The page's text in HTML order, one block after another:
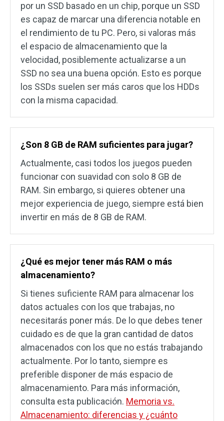
por un SSD basado en un chip, porque un SSD
es capaz de marcar una diferencia notable en
el rendimiento de tu PC. Pero, si valoras más
el espacio de almacenamiento que la
velocidad, posiblemente actualizarse a un
SSD no sea una buena opción. Esto es porque
los SSDs suelen ser más caros que los HDDs
con la misma capacidad.
¿Son 8 GB de RAM suficientes para jugar?
Actualmente, casi todos los juegos pueden
funcionar con suavidad con solo 8 GB de
RAM. Sin embargo, si quieres obtener una
mejor experiencia de juego, siempre está bien
invertir en más de 8 GB de RAM.
¿Qué es mejor tener más RAM o más
almacenamiento?
Si tienes suficiente RAM para almacenar los
datos actuales con los que trabajas, no
necesitarás poner más. De lo que debes tener
cuidado es de que la gran cantidad de datos
almacenados con los que no estás trabajando
actualmente. Por lo tanto, siempre es
preferible disponer de más espacio de
almacenamiento. Para más información,
consulta esta publicación. Memoria vs.
Almacenamiento: diferencias y ¿cuánto